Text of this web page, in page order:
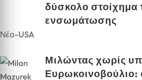
δύσκολο στοίχημα
ενσωμάτωσης
Νέα-USA
Μιλώντας χωρίς
Ευρωκοινοβούλιο: